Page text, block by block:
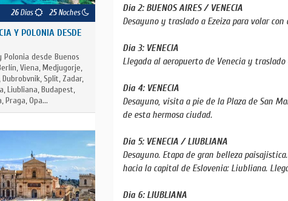
Día 2: BUENOS AIRES / VENECIA
Desayuno y traslado a Ezeiza para volar
Día 3: VENECIA
Llegada al aeropuerto de Venecia y
Día 4: VENECIA
Desayuno, visita a pie de la Plaza de San
de esta hermosa ciudad.
Día 5: VENECIA / LIUBLIANA
Desayuno. Etapa de gran belleza
hacia la capital de Eslovenia: Liubliana.
Día 6: LIUBLIANA
26Días 25Noches
Y POLONIA DESDE
Polonia desde Buenos
Viena, Medjugorje,
Split, Zadar,
Liubliana, Budapest,
Praga, Opa...